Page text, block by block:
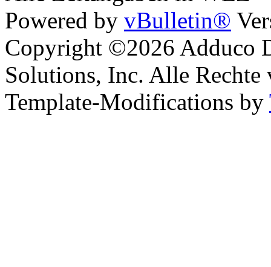
Powered by vBulletin®
Copyright ©2026 Adduco
Solutions, Inc. Alle Rechte
Template-Modifications by